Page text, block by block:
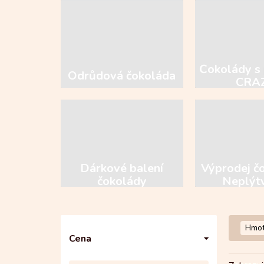
Odrůdová čokoláda
Čokolády
Dárkové balení
čokolády
Výprodej
P
Cena